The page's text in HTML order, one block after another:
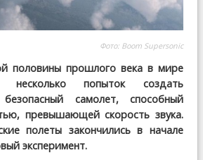
Фото: Boom Supersonic
половины прошлого века в мире
несколько попыток создать
самолет, способный
превышающей скорость звука.
полеты закончились в начале
эксперимент.